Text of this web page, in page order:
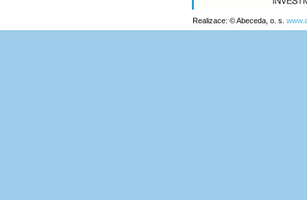
Realizace: © Abeceda, o. s.